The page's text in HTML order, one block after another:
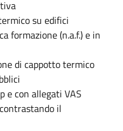
su edifici
formazione (n.a.f.) e in
di cappotto termico
e con allegati VAS
il